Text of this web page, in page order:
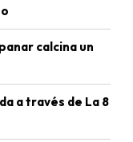
calcina un
a través de La 8